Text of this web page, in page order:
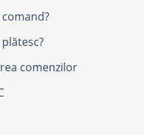
comenzilor